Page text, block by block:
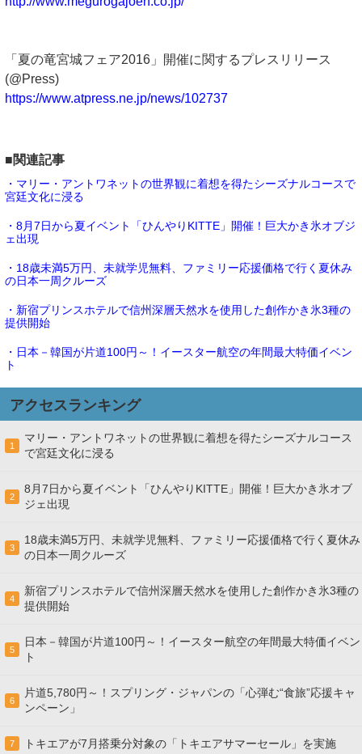
「夏の竜宮城フェア2016」開催に関するプレスリリース
(@Press)
https://www.atpress.ne.jp/news/102737
■関連記事
・マリー・アントワネットの世界観に着想を得たシーズナルコースで
宮廷文化に浸る
・8月7日から夏イベント「ひんやりKITTE」開催！巨大かき氷オブジ
ェ出現
・18歳未満5万円、未就学児無料、ファミリー応援価格で行く夏休み
の日本一周クルーズ
・新宿プリンスホテルで信州深層天然水を使用した創作かき氷3種の
提供開始
・日本－韓国が片道100円～！イースター航空の年間最大特価イベン
ト
アクセスランキング
1
マリー・アントワネットの世界観に着想を得たシーズナルコース
で宮廷文化に浸る
2
8月7日から夏イベント「ひんやりKITTE」開催！巨大かき氷オブ
ジェ出現
3
18歳未満5万円、未就学児無料、ファミリー応援価格で行く夏休み
の日本一周クルーズ
4
新宿プリンスホテルで信州深層天然水を使用した創作かき氷3種の
提供開始
5
日本－韓国が片道100円～！イースター航空の年間最大特価イベン
ト
6
片道5,780円～！スプリング・ジャパンの「心弾む“食旅”応援キャ
ンペーン」
7 トキエアが7月搭乗分対象の「トキエアサマーセール」を実施